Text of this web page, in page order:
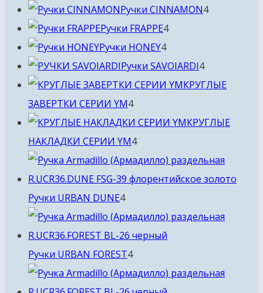
товара
Ручки CINNAMON44
Ручки FRAPPE44
Ручки HONEY44
товара
Ручки SAVOIARDI44
товара
КРУГЛЫЕ
ЗАВЕРТКИ СЕРИИ YM44
товара
КРУГЛЫЕ
НАКЛАДКИ СЕРИИ YM44
товара
Ручки URBAN DUNE44
товара
Ручки URBAN FOREST44
товара